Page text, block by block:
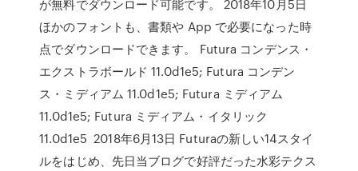
が無料でダウンロード可能です。 2018年10月5日
ほかのフォントも、書類や App で必要になった時
点でダウンロードできます。 Futura コンデンス・
エクストラボールド 11.0d1e5; Futura コンデン
ス・ミディアム 11.0d1e5; Futura ミディアム
11.0d1e5; Futura ミディアム・イタリック
11.0d1e5 2018年6月13日 Futuraの新しい14スタイ
ルをはじめ、先日当ブログで好評だった水彩テクス